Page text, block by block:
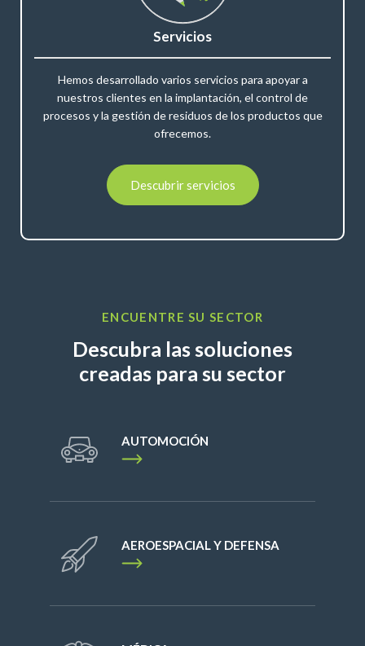
Servicios
Hemos desarrollado varios servicios para apoyar a
nuestros clientes en la implantación, el control de
procesos y la gestión de residuos de los productos que
ofrecemos.
Descubrir servicios
ENCUENTRE SU SECTOR
Descubra las soluciones
creadas para su sector
AUTOMOCIÓN
AEROESPACIAL Y DEFENSA